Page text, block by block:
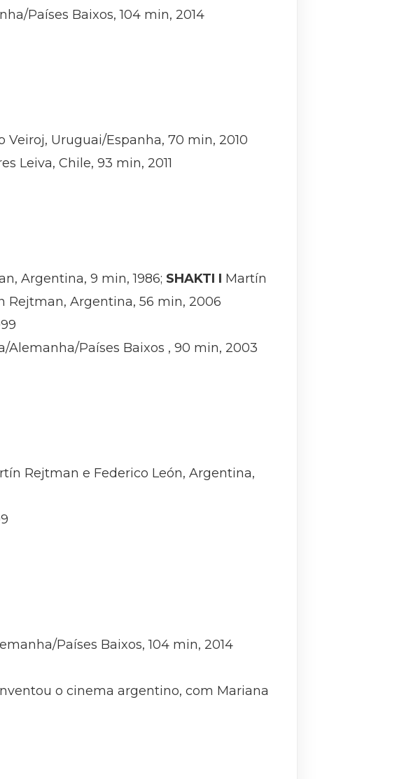
Países Baixos, 104 min, 2014
Veiroj, Uruguai/Espanha, 70 min, 2010
Leiva, Chile, 93 min, 2011
Argentina, 9 min, 1986; SHAKTI I Martín
Rejtman, Argentina, 56 min, 2006
Países Baixos , 90 min, 2003
Rejtman e Federico León, Argentina,
Países Baixos, 104 min, 2014
o cinema argentino, com Mariana